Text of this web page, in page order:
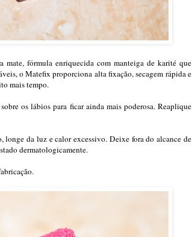
fórmula enriquecida com manteiga de karité que
o Matefix proporciona alta fixação, secagem rápida e
mais tempo.
os lábios para ficar ainda mais poderosa. Reaplique
longe da luz e calor excessivo. Deixe fora do alcance de
dermatologicamente.